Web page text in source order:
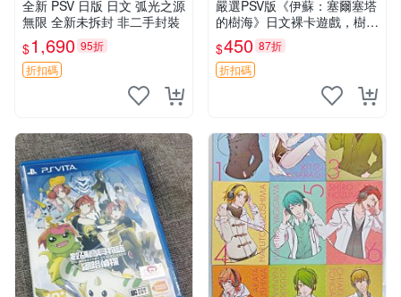
全新 PSV 日版 日文 弧光之源
無限 全新未拆封 非二手封裝
$1,690 95折
折扣碼
嚴選PSV版《伊蘇：塞爾塞塔
的樹海》日文裸卡遊戲，樹海
探險等你來挑戰 樹海 伊蘇 游
戲
$450 87折
折扣碼